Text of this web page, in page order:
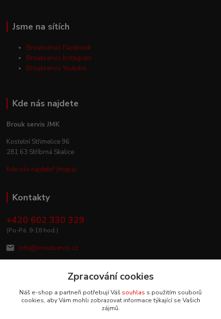
Jsme na sítích
Broukservis Facebook
Broukservis Instagram
Broukservis Youtube
Kde nás najdete
Brouk servis JMK
Kostelní Střimelice 96
281 63 Stříbrná Skalice
Kde nás najdete? (mapa)
Kontakty
+420 602 330 329
(Po-Pá, 9-18 hod.)
info@broukservis.cz
Zpracování cookies
Náš e-shop a partneři potřebují Váš souhlas s použitím souborů
cookies, aby Vám mohli zobrazovat informace týkající se Vašich
zájmů.